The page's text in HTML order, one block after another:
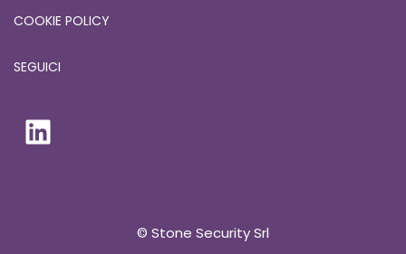
COOKIE POLICY
SEGUICI
© Stone Security Srl